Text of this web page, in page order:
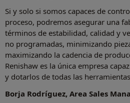
Si y solo si somos capaces de
proceso, podremos asegurar una
términos de estabilidad, calidad y
no programadas, minimizando
maximizando la cadencia de
Renishaw es la única empresa
y dotarlos de todas las
Borja Rodríguez, Area Sales